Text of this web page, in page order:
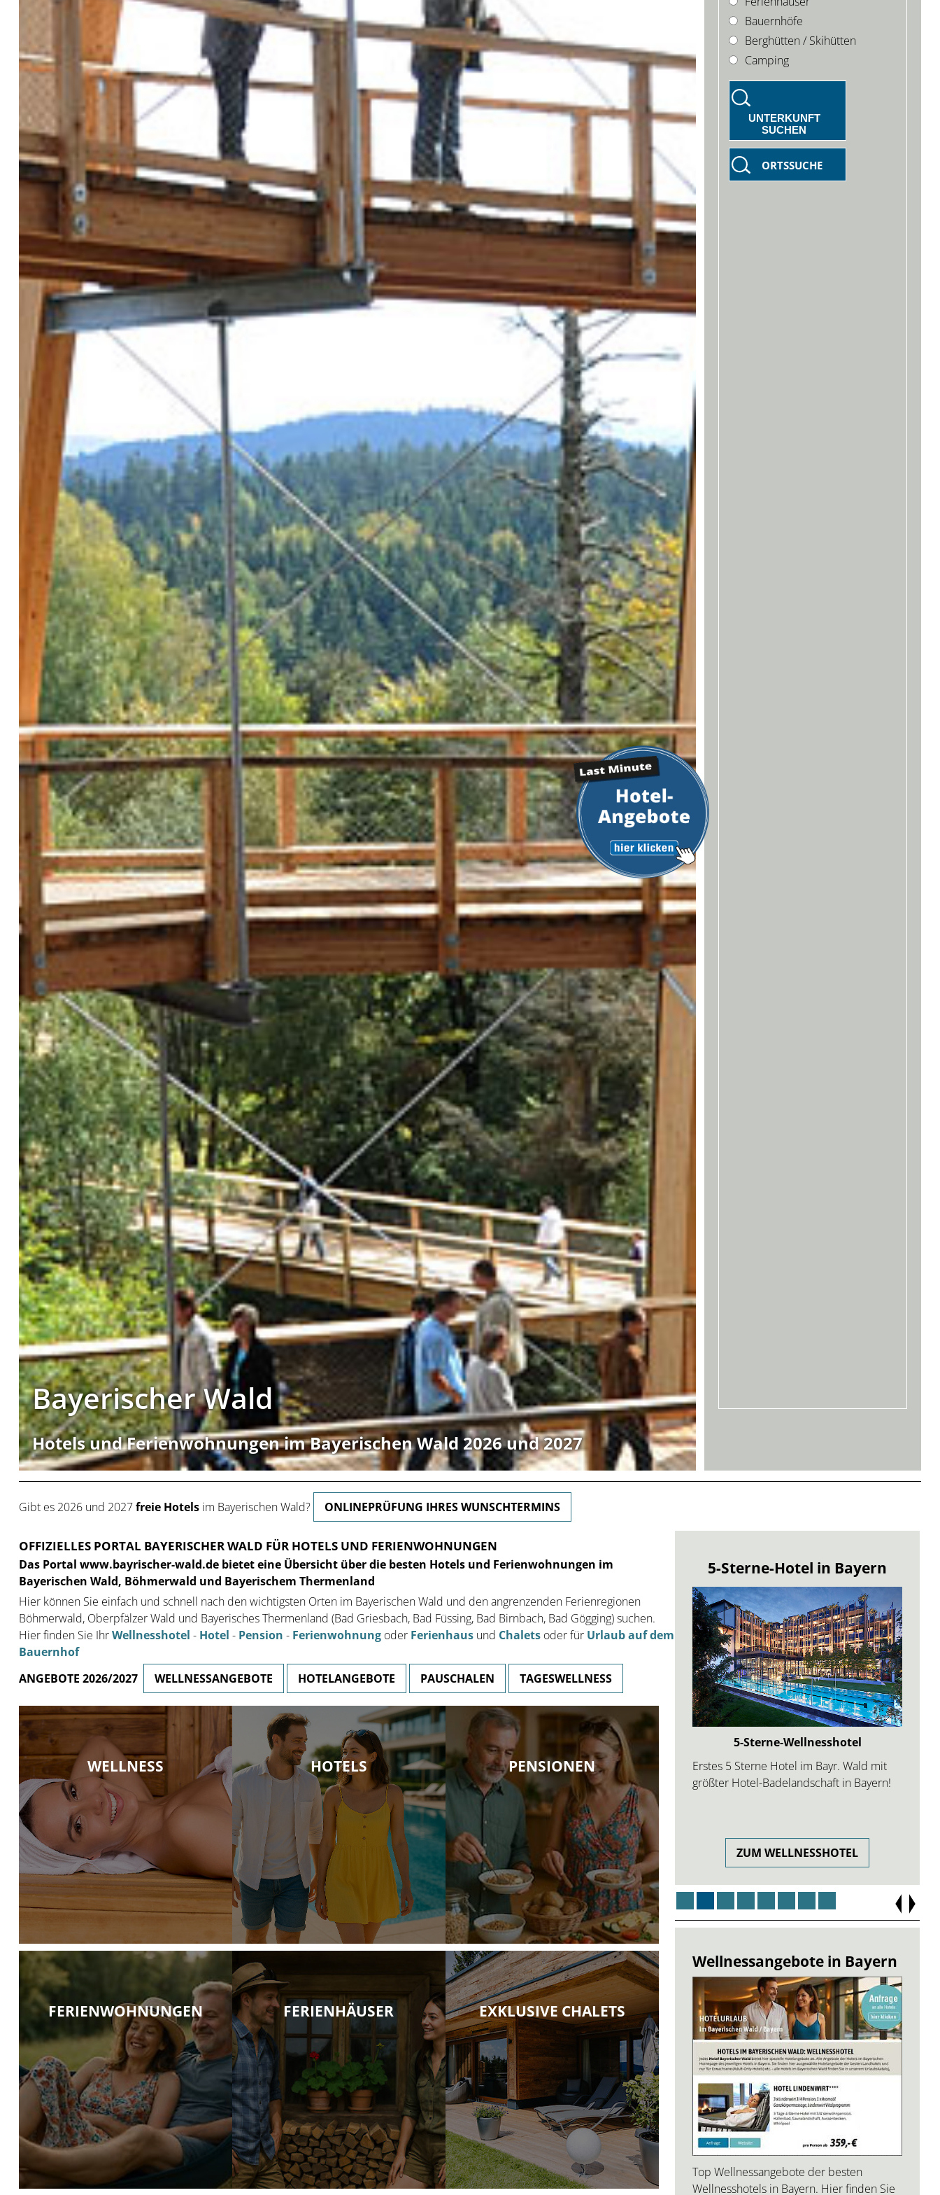
Bayerischer Wald
Hotels und Ferienwohnungen im Bayerischen Wald 2026 und 2027
Bauernhöfe
Berghütten / Skihütten
Camping
UNTERKUNFT
SUCHEN
ORTSSUCHE
Gibt es 2026 und 2027freie Hotels im Bayerischen Wald? ONLINEPRÜFUNG IHRES WUNSCHTERMINS
OFFIZIELLES PORTAL BAYERISCHER WALD FÜR HOTELS UND FERIENWOHNUNGEN
Das Portal www.bayrischer-wald.de bietet eine Übersicht über die besten Hotels und Ferienwohnungen im
Bayerischen Wald, Böhmerwald und Bayerischem Thermenland
Hier können Sie einfach und schnell nach den wichtigsten Orten im Bayerischen Wald und den angrenzenden Ferienregionen
Böhmerwald, Oberpfälzer Wald und Bayerisches Thermenland (Bad Griesbach, Bad Füssing, Bad Birnbach, Bad Gögging) suchen.
Hier finden Sie IhrWellnesshotel - Hotel - Pension - Ferienwohnungoder Ferienhaus und Chaletsoder für Urlaub auf dem
Bauernhof
ANGEBOTE 2026/2027
WELLNESSANGEBOTE HOTELANGEBOTE PAUSCHALEN TAGESWELLNESS
WELLNESS HOTELS PENSIONEN
FERIENWOHNUNGEN FERIENHÄUSER EXKLUSIVE CHALETS
Hotelangebote in Bayern
Top-Angebote der besten Hotels und
Pensionen in Bayern. Hier finden Sie
ständig wechselnde Sonderangebote für
Ihren Urlaub im Bayerischen Wald.
HOTELANGEBOTE
5-Sterne-Hotel in Bayern
5-Sterne-Wellnesshotel
Erstes 5 Sterne Hotel im Bayr. Wald mit
größter Hotel-Badelandschaft in Bayern!
ZUM WELLNESSHOTEL
Gesundheitsurlaub
Heilfasten in Bayern
Das Fastenhotel Rathberger Hof ist
spezialisiert auf Gesundheitsurlaub,
HEILFASTEN IM URLAUB
Wellnessangebote in Bayern
Top Wellnessangebote der besten
Wellnesshotels in Bayern. Hier finden Sie